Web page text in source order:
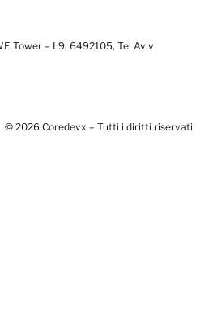
Tower – L9, 6492105, Tel Aviv
© 2026 Coredevx – Tutti i diritti riservati